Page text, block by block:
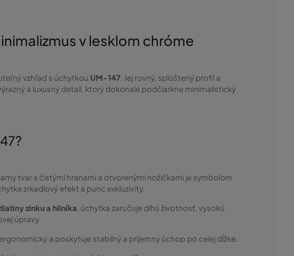
v lesklom chróme
vzhľad s úchytkou UM-147. Jej rovný, sploštený profil a
a luxusný detail, ktorý dokonale podčiarkne minimalistický
tvar s čistými hranami a otvorenými nožičkami je symbolom
zrkadlový efekt a punc exkluzivity.
zinku a hliníka, úchytka zaručuje dlhú životnosť, vysokú
úpravy.
a poskytuje stabilný a príjemný úchop po celej dĺžke.